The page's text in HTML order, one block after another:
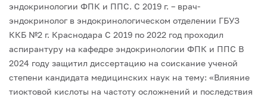
эндокринологии ФПК и ППС. С 2019 г. – врач-
эндокринолог в эндокринологическом отделении ГБУЗ
ККБ №2 г. Краснодара С 2019 по 2022 год проходил
аспирантуру на кафедре эндокринологии ФПК и ППС В
2024 году защитил диссертацию на соискание ученой
степени кандидата медицинских наук на тему: «Влияние
тиоктовой кислоты на частоту осложнений и последствия